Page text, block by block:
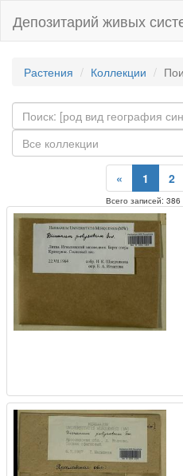
Депозитарий живых
Растения Коллекции
Все коллекции
« 1 2
Всего записей: